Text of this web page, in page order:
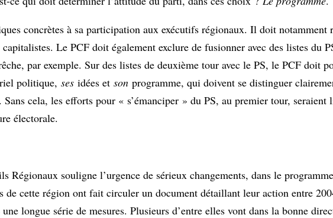
concrètes à sa participation aux exécutifs régionaux. Il doit notamment
Le PCF doit également exclure de fusionner avec des listes du
par exemple. Sur des listes de deuxième tour avec le PS, le PCF doit
politique, ses idées et son programme, qui doivent se distinguer
cela, les efforts pour « s’émanciper » du PS, au premier tour, seraient
électorale.
Régionaux souligne l’urgence de sérieux changements, dans le
de cette région ont fait circuler un document détaillant leur action entre
longue série de mesures. Plusieurs d’entre elles vont dans la bonne